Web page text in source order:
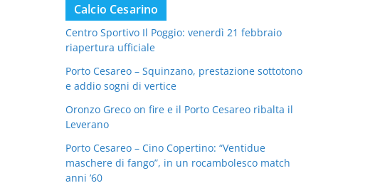
Calcio Cesarino
Centro Sportivo Il Poggio: venerdì 21 febbraio
riapertura ufficiale
Porto Cesareo – Squinzano, prestazione sottotono
e addio sogni di vertice
Oronzo Greco on fire e il Porto Cesareo ribalta il
Leverano
Porto Cesareo – Cino Copertino: “Ventidue
maschere di fango”, in un rocambolesco match
anni ’60